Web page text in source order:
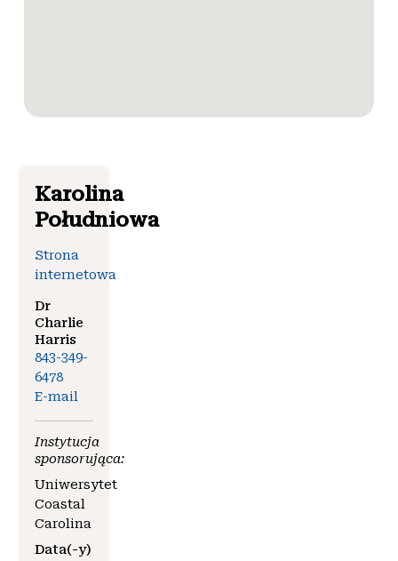
Karolina
Południowa
Strona
internetowa
Dr
Charlie
Harris
843-349-
6478
E-mail
Instytucja
sponsorująca:
Uniwersytet
Coastal
Carolina
Data(-y)